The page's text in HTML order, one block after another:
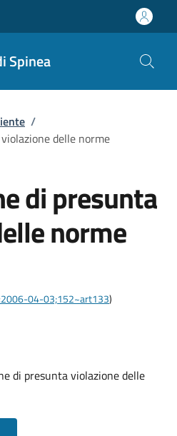
Spinea
/
delle norme
di presunta
norme
04-03;152~art133)
di presunta violazione delle